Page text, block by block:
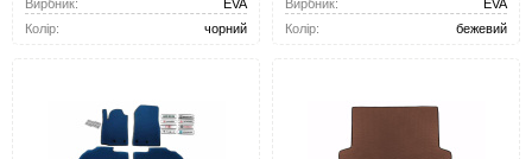
Вирбник:
EVA
Колір:
чорний
Вирбник:
EVA
Колір:
бежевий